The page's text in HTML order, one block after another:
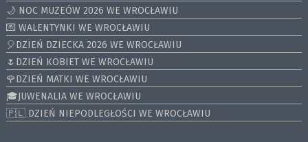
🌙 NOC MUZEÓW 2026 WE WROCŁAWIU
💌 WALENTYNKI WE WROCŁAWIU
🎈DZIEŃ DZIECKA 2026 WE WROCŁAWIU
🌷DZIEŃ KOBIET WE WROCŁAWIU
🌹DZIEŃ MATKI WE WROCŁAWIU
🎓JUWENALIA WE WROCŁAWIU
🇵🇱 DZIEŃ NIEPODLEGŁOŚCI WE WROCŁAWIU